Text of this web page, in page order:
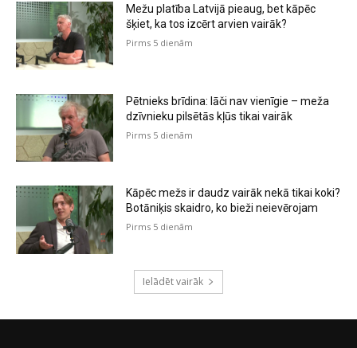
Mežu platība Latvijā pieaug, bet kāpēc
šķiet, ka tos izcērt arvien vairāk?
Pirms 5 dienām
Pētnieks brīdina: lāči nav vienīgie – meža
dzīvnieku pilsētās kļūs tikai vairāk
Pirms 5 dienām
Kāpēc mežs ir daudz vairāk nekā tikai koki?
Botāniķis skaidro, ko bieži neievērojam
Pirms 5 dienām
Ielādēt vairāk